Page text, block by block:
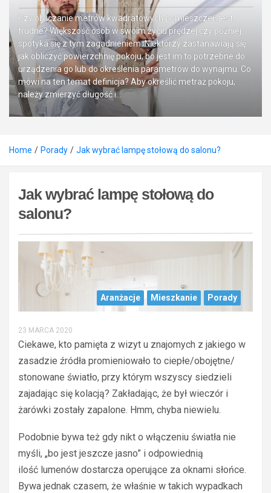
Czy obliczanie metrów kwadratowych pomieszczeń jest
trudne? Większość osób w swoim życiu prędzej czy później
spotyka się z tym zagadnieniem. Niektórzy zastanawiają się
jak obliczyć powierzchnię pokoju, bo jest im to potrzebne do
urządzenia go lub do określenia parametrów do wynajmu. Co
mówi na ten temat definicja? Aby określić metraż pokoju,
należy zmierzyć długość i…
Home Porady Jak wybrać lampę stołową do salonu?
Jak wybrać lampę stołową do
salonu?
Aranżacje Mieszkanie Porady
23 MARCA 2020
Ciekawe, kto pamięta z wizyt u znajomych z jakiego w
zasadzie źródła promieniowało to ciepłe/obojętne/
stonowane światło, przy którym wszyscy siedzieli
zajadając się kolacją? Zakładając, że był wieczór i
żarówki zostały zapalone. Hmm, chyba niewielu.
Podobnie bywa też gdy nikt o włączeniu światła nie
myśli, „bo jest jeszcze jasno” i odpowiednią
ilość lumenów dostarcza operujące za oknami słońce.
Bywa jednak czasem, że właśnie w takich wypadkach